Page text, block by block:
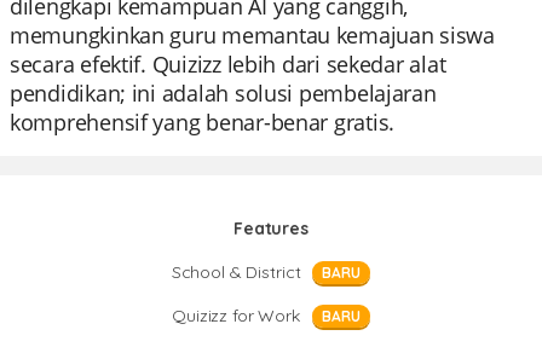
dilengkapi kemampuan AI yang canggih,
memungkinkan guru memantau kemajuan siswa
secara efektif. Quizizz lebih dari sekedar alat
pendidikan; ini adalah solusi pembelajaran
komprehensif yang benar-benar gratis.
Features
School & District
BARU
Quizizz for Work BARU